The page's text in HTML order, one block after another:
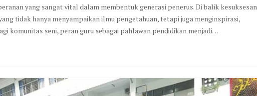
yang sangat vital dalam membentuk generasi penerus. Di balik kesuksesan
tidak hanya menyampaikan ilmu pengetahuan, tetapi juga menginspirasi,
komunitas seni, peran guru sebagai pahlawan pendidikan menjadi…